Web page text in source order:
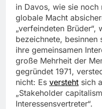
in Davos, wie sie
globale Macht
„verfeindeten
bezeichnete,
ihre gemeinsamen
große Mehrheit der
gegründet 1971,
nicht: Es versteht sich
„Stakeholder
Interessensvertreter“.